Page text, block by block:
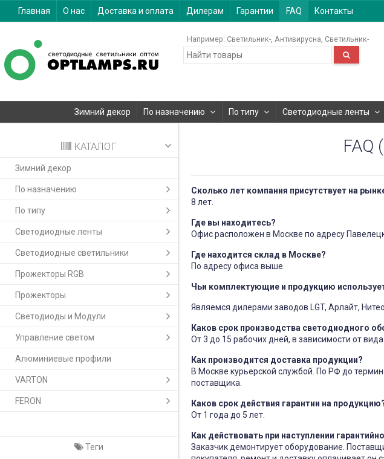
Главная О нас Доставка и оплата Дилерам Гарантии FAQ Контакты
Например: Светильник- Антивирусна Светильник-
Зимний декор По назначению По типу Светодиодные ленты
КАТАЛОГ
Зимний декор
По назначению
По типу
Светодиодные ленты
Светодиодные светильники
Прожекторы RGB
Прожекторы
Светодиоды и Модули
Управление светом
Алюминиевые профили
VARTON
FERON
Теги
Сколько лет компания присутствует на
8 лет.
Где вы находитесь?
Офис расположен в Москве по адресу
Где находится склад в Москве?
По адресу офиса выше.
Чьи комплектующие и продукцию
Являемся дилерами заводов LGT, Арлайт,
Каков срок производства светодиодного
От 3 до 15 рабочих дней, в зависимости от
Как производится доставка продукции?
В Москве курьерской службой. По РФ до
поставщика.
Каков срок действия гарантии на
От 1 года до 5 лет.
Как действовать при наступлении
Заказчик демонтирует оборудование.